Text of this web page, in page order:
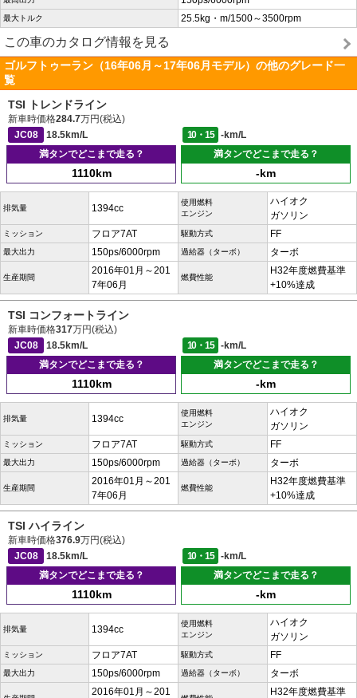
最大トルク 25.5kg・m/1500～3500rpm
この車のカタログ情報を見る
ゴルフトゥーラン（16年06月～17年06月モデル）の他のグレード一
覧
TSI トレンドライン
新車時価格284.7万円(税込)
JC08
18.5km/L 10・15
-km/L
満タンでどこまで走る？
1110km
満タンでどこまで走る？
-km
排気量 1394cc
使用燃料
エンジン
ハイオク
ガソリン
ミッション フロア7AT 駆動方式 FF
最大出力 150ps/6000rpm 過給器（ターボ） ターボ
生産期間
2016年01月～201
7年06月
燃費性能
H32年度燃費基準
+10%達成
TSI コンフォートライン
新車時価格317万円(税込)
JC08
18.5km/L 10・15
-km/L
満タンでどこまで走る？
1110km
満タンでどこまで走る？
-km
排気量 1394cc
使用燃料
エンジン
ハイオク
ガソリン
ミッション フロア7AT 駆動方式 FF
最大出力 150ps/6000rpm 過給器（ターボ） ターボ
生産期間
2016年01月～201
7年06月
燃費性能
H32年度燃費基準
+10%達成
TSI ハイライン
新車時価格376.9万円(税込)
JC08
18.5km/L 10・15
-km/L
満タンでどこまで走る？
1110km
満タンでどこまで走る？
-km
排気量 1394cc
使用燃料
エンジン
ハイオク
ガソリン
ミッション フロア7AT 駆動方式 FF
最大出力 150ps/6000rpm 過給器（ターボ） ターボ
2016年01月～201
H32年度燃費基準